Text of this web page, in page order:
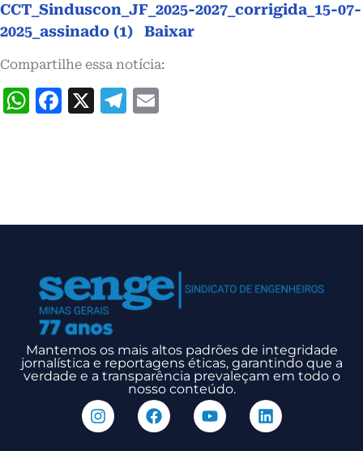
CCT_Sinduscon_JF_2025-2027_corrigida_15-07-
2025_assinado (1)
Baixar
Compartilhe essa notícia:
WhatsApp
Facebook
X Telegram
Mantemos os mais altos padrões de integridade
jornalística e reportagens éticas, garantindo que a
verdade e a transparência prevaleçam em todo o
nosso conteúdo.